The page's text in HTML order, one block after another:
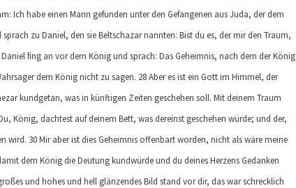
Ich habe einen Mann gefunden unter den Gefangenen aus Juda, der dem
zu Daniel, den sie Beltschazar nannten: Bist du es, der mir den Traum,
fing an vor dem König und sprach: Das Geheimnis, nach dem der König
dem König nicht zu sagen. 28 Aber es ist ein Gott im Himmel, der
kundgetan, was in künftigen Zeiten geschehen soll. Mit deinem Traum
König, dachtest auf deinem Bett, was dereinst geschehen würde; und der,
wird. 30 Mir aber ist dies Geheimnis offenbart worden, nicht als wäre meine
dem König die Deutung kundwürde und du deines Herzens Gedanken
und hohes und hell glänzendes Bild stand vor dir, das war schrecklich